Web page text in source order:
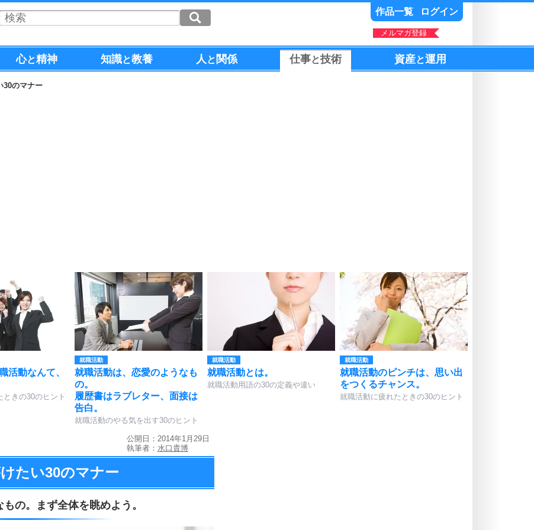
作品一覧 ログイン
メルマガ登録
心と精神 知識と教養 人と 関係 仕事と技術 資産と運用
30のマナー
活動なんて、
きの30のヒント
就職活動
就職活動は、恋愛のようなも
の。
履歴書はラブレター、面接は
告白。
就職活動のやる気を出す30のヒント
就職活動
就職活動とは。
就職活動用語の30の定義や違い
就職活動
就職活動のピンチは、思い出
をつくるチャンス。
就職活動に疲れたときの30のヒント
公開日：2014年1月29日
執筆者： 水口貴博
たい30のマナー
の。 まず全体を眺めよう。